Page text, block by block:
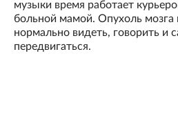
музыки время работает
больной мамой. Опухоль
нормально видеть, говорить и
передвигаться.